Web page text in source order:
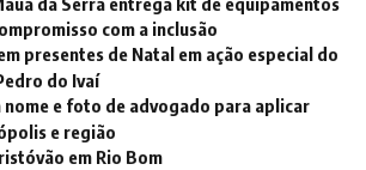
com a inclusão
presentes de Natal em ação especial do
do Ivaí
nome e foto de advogado para aplicar
e região
em Rio Bom